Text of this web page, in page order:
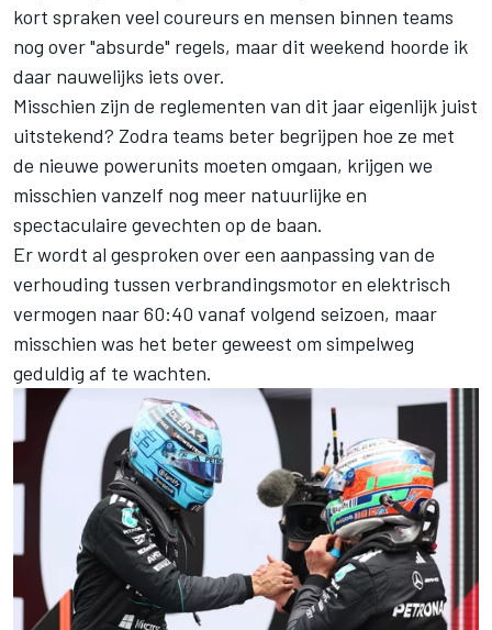
kort spraken veel coureurs en mensen binnen teams
nog over "absurde" regels, maar dit weekend hoorde ik
daar nauwelijks iets over.
Misschien zijn de reglementen van dit jaar eigenlijk juist
uitstekend? Zodra teams beter begrijpen hoe ze met
de nieuwe powerunits moeten omgaan, krijgen we
misschien vanzelf nog meer natuurlijke en
spectaculaire gevechten op de baan.
Er wordt al gesproken over een aanpassing van de
verhouding tussen verbrandingsmotor en elektrisch
vermogen naar 60:40 vanaf volgend seizoen, maar
misschien was het beter geweest om simpelweg
geduldig af te wachten.